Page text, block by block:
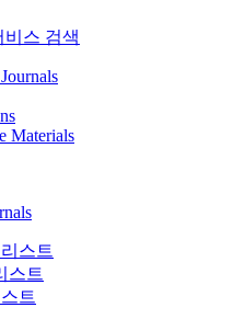
스 검색
Materials
스트
스트
트